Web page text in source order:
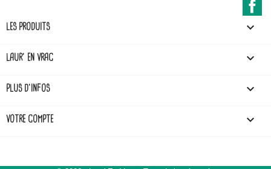
LES PRODUITS 
LAUR' EN VRAC 
PLUS D'INFOS 
VOTRE COMPTE 